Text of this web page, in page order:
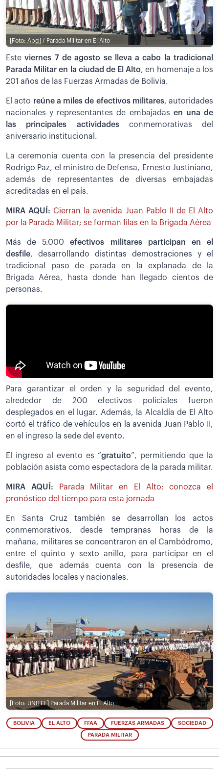
[Foto: Apg] / Parada Militar en El Alto
Este viernes 7 de agosto se lleva a cabo la tradicional
Parada Militar en la ciudad de El Alto, en homenaje a los
201 años de las Fuerzas Armadas de Bolivia.
El acto reúne a miles de efectivos militares, autoridades
nacionales y representantes de embajadas en una de
las principales actividadesconmemorativas del
aniversario institucional.
La ceremonia cuenta con la presencia del presidente
Rodrigo Paz, el ministro de Defensa, Ernesto Justiniano,
además de representantes de diversas embajadas
acreditadas en el país.
MIRA AQUÍ: Cierran la avenida Juan Pablo II de El Alto
por la Parada Militar; se forman filas en la Brigada Aérea
Más de 5.000 efectivos militares participan en el
desfile, desarrollando distintas demostraciones y el
tradicional paso de parada en la explanada de la
Brigada Aérea, hasta donde han llegado cientos de
personas.
Para garantizar el orden y la seguridad del evento,
alrededor de 200 efectivos policiales fueron
desplegados en el lugar. Además, la Alcaldía de El Alto
cortó el tráfico de vehículos en la avenida Juan Pablo II,
en el ingreso la sede del evento.
El ingreso al evento es “gratuito”, permitiendo que la
población asista como espectadora de la parada militar.
MIRA AQUÍ:
Parada Militar en El Alto: conozca el
pronóstico del tiempo para esta jornada
En Santa Cruz también se desarrollan los actos
conmemorativos, desde tempranas horas de la
mañana, militares se concentraron en el Cambódromo,
entre el quinto y sexto anillo, para participar en el
desfile, que además cuenta con la presencia de
autoridades locales y nacionales.
[Foto: UNITEL] Parada Militar en El Alto
BOLIVIA EL ALTO FFAA FUERZAS ARMADAS SOCIEDAD
PARADA MILITAR